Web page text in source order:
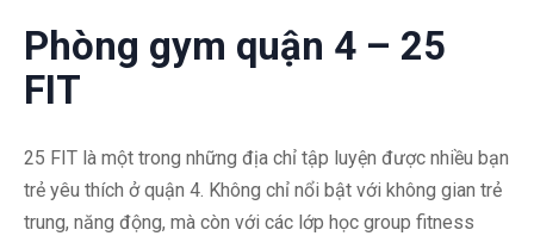
Phòng gym quận 4 – 25
FIT
25 FIT là một trong những địa chỉ tập luyện được nhiều bạn
trẻ yêu thích ở quận 4. Không chỉ nổi bật với không gian trẻ
trung, năng động, mà còn với các lớp học group fitness